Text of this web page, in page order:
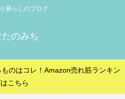
暮らしのブログ
たのみち
ものはコレ！Amazon売れ筋ランキン
こちら